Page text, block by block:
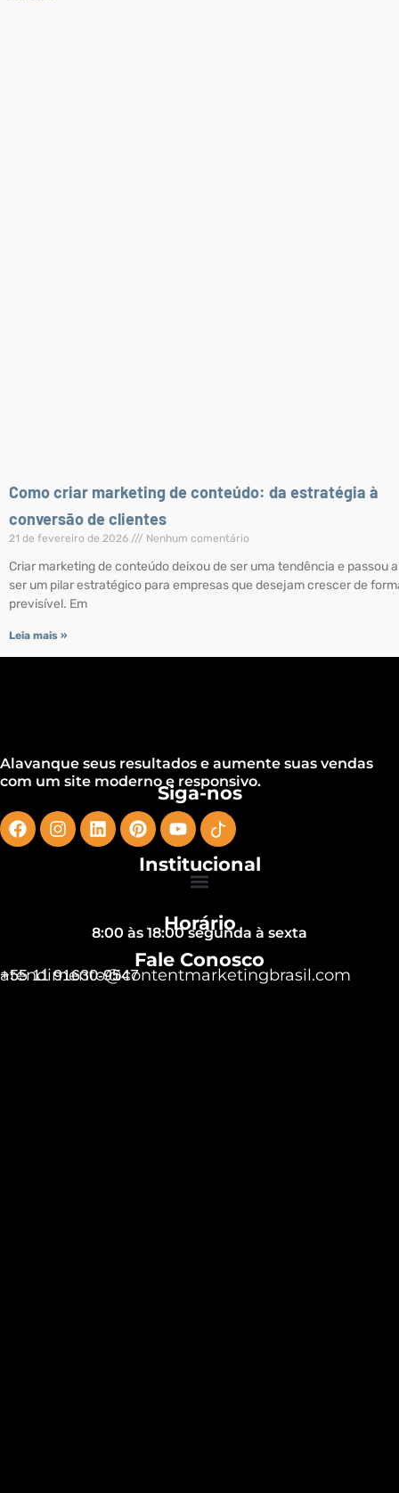
Como criar marketing de conteúdo: da estratégia à
conversão de clientes
21 de fevereiro de 2026 Nenhum comentário
Criar marketing de conteúdo deixou de ser uma tendência e passou a
ser um pilar estratégico para empresas que desejam crescer de
previsível. Em
Leia mais »
Alavanque seus resultados e aumente suas vendas
com um site moderno e responsivo.
Siga-nos
Institucional
Horário
8:00 às 18:00 segunda à sexta
Fale Conosco
+55 11 91630-9547
atendimento@contentmarketingbrasil.com